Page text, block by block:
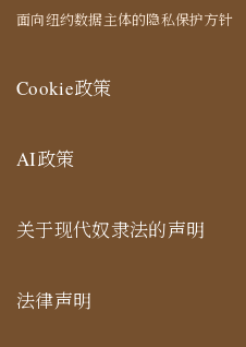
面向纽约数据主体的隐私保护方针
Cookie政策
AI政策
关于现代奴隶法的声明
法律声明